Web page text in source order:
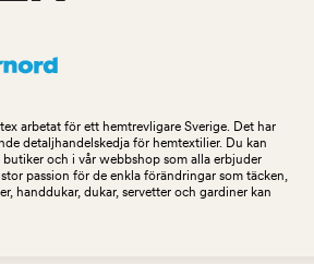
arbetat för ett hemtrevligare Sverige. Det har
detaljhandelskedja för hemtextilier. Du kan
butiker och i vår webbshop som alla erbjuder
passion för de enkla förändringar som täcken,
handdukar, dukar, servetter och gardiner kan